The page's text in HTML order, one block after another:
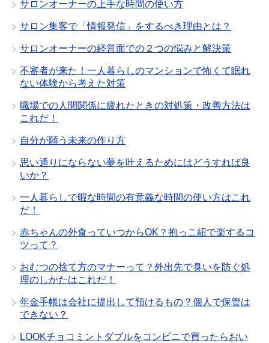
サロンオーナーの上手な時間の使い方
サロン集客で「情報発信」をするべき理由とは？
サロンオーナーの経営面での２つの悩みと解決策
不審者が来た！一人暮らしのマンションで怖くて眠れ
ない体験から考えた対策
職場での人間関係に疲れたときの対処策・改善方法は
これだ！
自分が願う未来の作り方
思い通りにならない夢を叶えるためにはどうすれば良
いか？
一人暮らしで暇な時間の有意義な時間の使い方はこれ
だ！
赤ちゃんの外食っていつからOK？抱っこ紐で楽するコ
ツって？
おむつの捨て方のマナーって？外出先で臭いを防ぐ処
理のしかたはこれだ！
年金手帳は会社に提出して預けるもの？個人で保管は
できない？
LOOKチョコミントダブルをコンビニで買ったらおい